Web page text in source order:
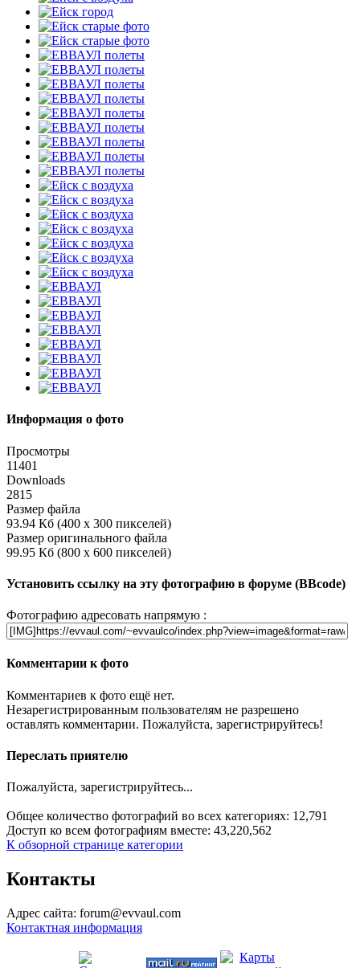
Информация о фото
Просмотры
11401
Downloads
2815
Размер файла
93.94 Кб (400 x 300 пикселей)
Размер оригинального файла
99.95 Кб (800 x 600 пикселей)
Установить ссылку на эту фотографию в форуме (BBcode)
Фотографию адресовать напрямую :
Комментарии к фото
Комментариев к фото ещё нет.
Незарегистрированным пользователям не разрешено
оставлять комментарии. Пожалуйста, зарегистрируйтесь!
Переслать приятелю
Пожалуйста, зарегистрируйтесь...
Общее количество фотографий во всех категориях: 12,791
Доступ ко всем фотографиям вместе: 43,220,562
К обзорной странице категории
Контакты
Адрес сайта: forum@evvaul.com
Контактная информация